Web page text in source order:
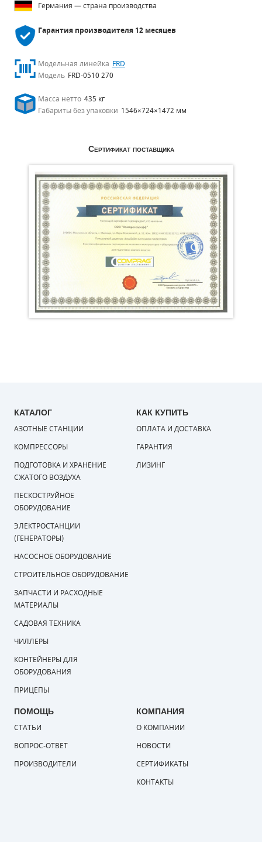
Германия — страна производства
Гарантия производителя12 месяцев
Модельная линейка FRD
Модель FRD-0510 270
Масса нетто 435 кг
Габариты без упаковки 1546×724×1472 мм
Сертификат поставщика
КАТАЛОГ
АЗОТНЫЕ СТАНЦИИ
КОМПРЕССОРЫ
ПОДГОТОВКА И ХРАНЕНИЕ
СЖАТОГО ВОЗДУХА
ПЕСКОСТРУЙНОЕ
ОБОРУДОВАНИЕ
ЭЛЕКТРОСТАНЦИИ
(ГЕНЕРАТОРЫ)
НАСОСНОЕ ОБОРУДОВАНИЕ
СТРОИТЕЛЬНОЕ ОБОРУДОВАНИЕ
ЗАПЧАСТИ И РАСХОДНЫЕ
МАТЕРИАЛЫ
САДОВАЯ ТЕХНИКА
ЧИЛЛЕРЫ
КОНТЕЙНЕРЫ ДЛЯ
ОБОРУДОВАНИЯ
ПРИЦЕПЫ
КАК КУПИТЬ
ОПЛАТА И ДОСТАВКА
ГАРАНТИЯ
ЛИЗИНГ
ПОМОЩЬ
СТАТЬИ
ВОПРОС-ОТВЕТ
ПРОИЗВОДИТЕЛИ
КОМПАНИЯ
О КОМПАНИИ
НОВОСТИ
СЕРТИФИКАТЫ
КОНТАКТЫ